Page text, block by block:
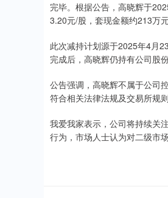
完毕。根据公告，高晓辉于
3.20元/股，套现金额约213万元
此次减持计划源于2025年4月
完成后，高晓辉仍持有公司股
公告强调，高晓辉不属于公司
符合相关法律法规及交易所规
我爱我家表示，公司将持续关
行为，市场人士认为对二级市